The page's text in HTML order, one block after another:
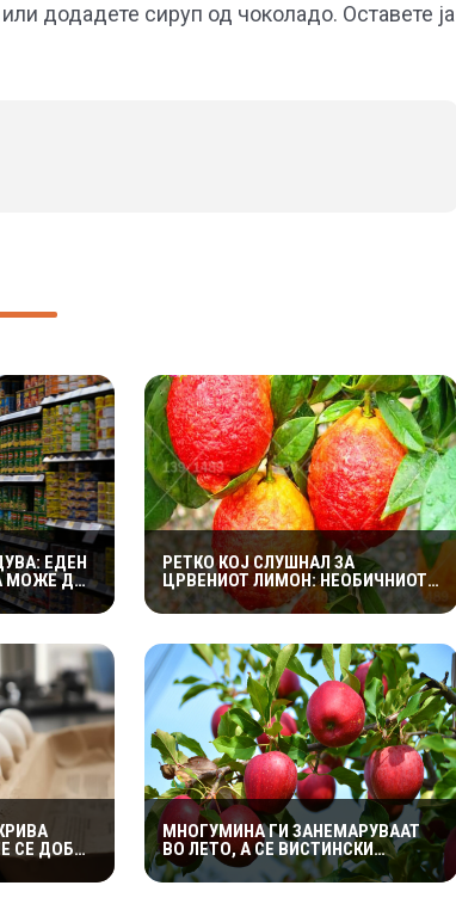
додадете сируп од чоколадо. Оставете ја
ЕДЕН
МОЖЕ ДА
ОПАСНОСТ
РЕТКО КОЈ СЛУШНАЛ ЗА
ЦРВЕНИОТ ЛИМОН: НЕОБИЧНИОТ
ЦИТРУС СЕ ОДГЛЕДУВА ГЛАВНО
НА СИЦИЛИЈА И ТРАЕ САМО
СЕ ДОБРИ
МНОГУМИНА ГИ ЗАНЕМАРУВААТ
ВО ЛЕТО, А СЕ ВИСТИНСКИ
СОЈУЗНИК НА ЗДРАВЈЕТО: ЕВЕ СО
ШТО Е НАЈДОБРО ДА ГИ